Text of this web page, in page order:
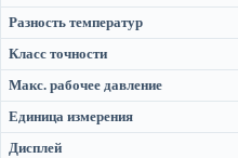
Разность температур
Класс точности
Макс. рабочее давление
Единица измерения
Дисплей